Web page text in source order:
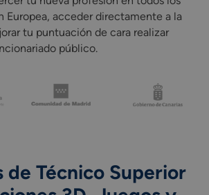
Europea, acceder directamente a la
tu puntuación de cara realizar
público.
de Técnico Superior